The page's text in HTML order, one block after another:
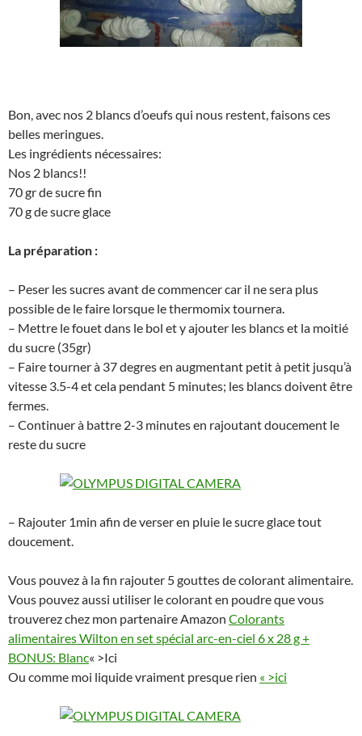
Bon, avec nos 2 blancs d’oeufs qui nous restent, faisons ces
belles meringues.
Les ingrédients nécessaires:
Nos 2 blancs!!
70 gr de sucre fin
70 g de sucre glace
La préparation :
– Peser les sucres avant de commencer car il ne sera plus
possible de le faire lorsque le thermomix tournera.
– Mettre le fouet dans le bol et y ajouter les blancs et la moitié
du sucre (35gr)
– Faire tourner à 37 degres en augmentant petit à petit jusqu’à
vitesse 3.5-4 et cela pendant 5 minutes; les blancs doivent être
fermes.
– Continuer à battre 2-3 minutes en rajoutant doucement le
reste du sucre
– Rajouter 1min afin de verser en pluie le sucre glace tout
doucement.
Vous pouvez à la fin rajouter 5 gouttes de colorant alimentaire.
Vous pouvez aussi utiliser le colorant en poudre que vous
trouverez chez mon partenaire Amazon Colorants
alimentaires Wilton en set spécial arc-en-ciel 6 x 28 g +
BONUS: Blanc« >Ici
Ou comme moi liquide vraiment presque rien « >ici